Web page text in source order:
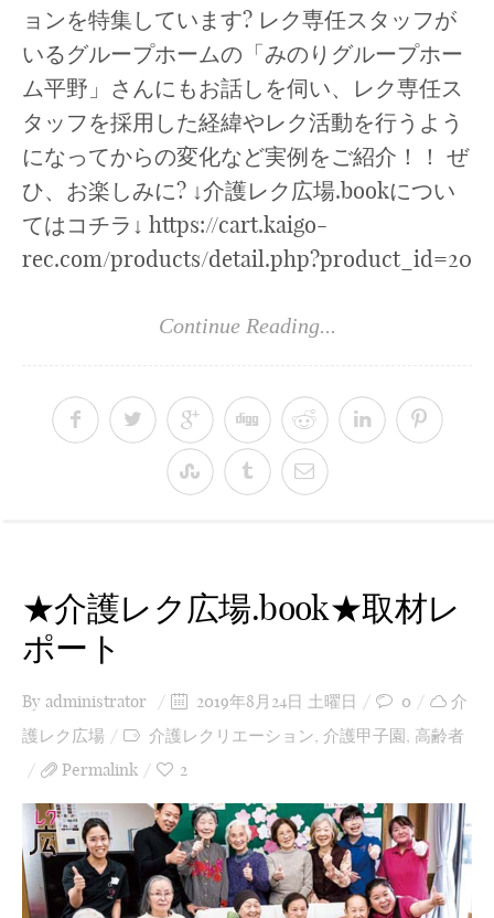
ョンを特集しています? レク専任スタッフが
いるグループホームの「みのりグループホー
ム平野」さんにもお話しを伺い、レク専任ス
タッフを採用した経緯やレク活動を行うよう
になってからの変化など実例をご紹介！！ ぜ
ひ、お楽しみに? ↓介護レク広場.bookについ
てはコチラ↓ https://cart.kaigo-
rec.com/products/detail.php?product_id=20
Continue Reading...
★介護レク広場.book★取材レ
ポート
By administrator 2019年8月24日 土曜日 0
介
護レク広場
介護レクリエーション, 介護甲子園, 高齢者
Permalink
2